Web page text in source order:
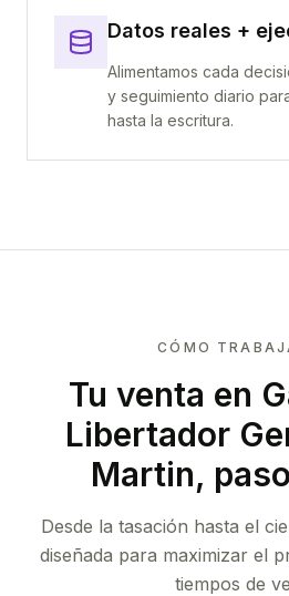
Datos reales +
Alimentamos cada
y seguimiento diario
hasta la escritura.
CÓMO
Tu venta en
Libertador
Martin,
Desde la tasación hasta el
diseñada para maximizar el
tiempos de